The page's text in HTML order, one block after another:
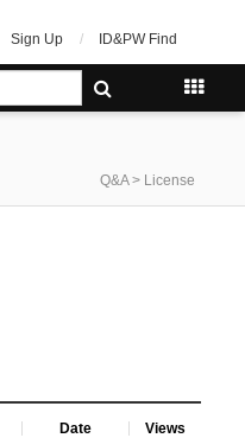
Sign Up ID&PW Find
Q&A > License
Date Views